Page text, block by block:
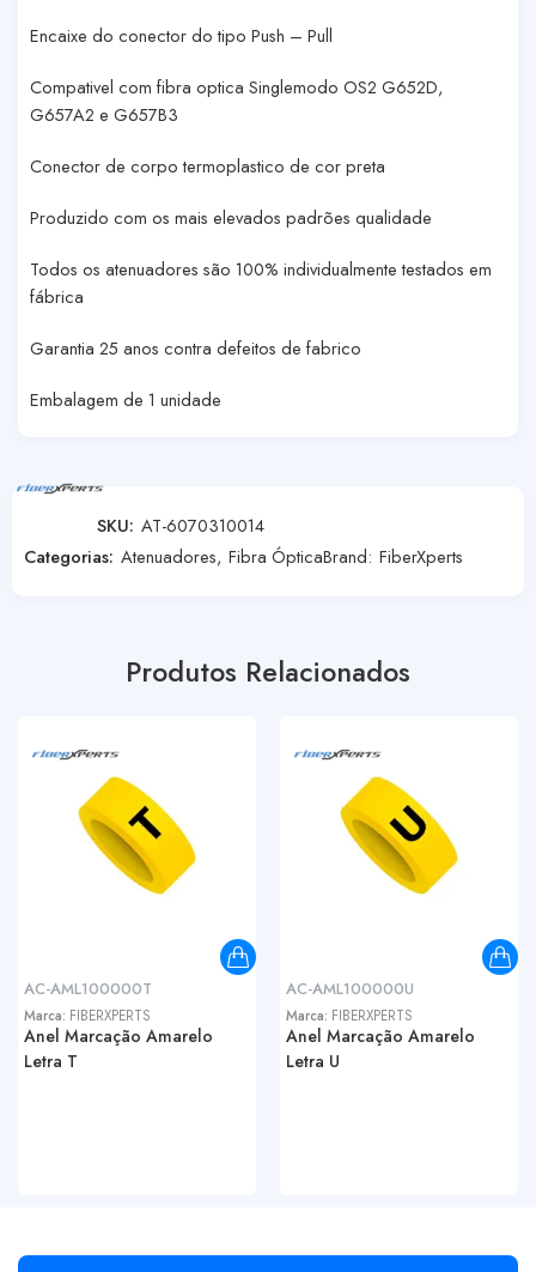
Encaixe do conector do tipo Push – Pull
Compativel com fibra optica Singlemodo OS2 G652D,
G657A2 e G657B3
Conector de corpo termoplastico de cor preta
Produzido com os mais elevados padrões qualidade
Todos os atenuadores são 100% individualmente testados em
fábrica
Garantia 25 anos contra defeitos de fabrico
Embalagem de 1 unidade
SKU: AT-6070310014
Categorias: Atenuadores, Fibra ÓpticaBrand: FiberXperts
Produtos Relacionados
AC-AML100000T
Marca: FIBERXPERTS
Anel Marcação Amarelo
Letra T
AC-AML100000U
Marca: FIBERXPERTS
Anel Marcação Amarelo
Letra U